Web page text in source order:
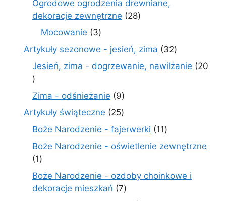
Ogrodowe ogrodzenia drewniane,
dekoracje zewnętrzne
2828
Mocowanie 33
produkty
Artykuły sezonowe - jesień, zima 3232
produkty
Jesień, zima - dogrzewanie, nawilżanie
20
20
produktów
Zima - odśnieżanie 99
produktów
Artykuły świąteczne 2525
produktów
Boże Narodzenie - fajerwerki 1111
produktów
Boże Narodzenie - oświetlenie zewnętrzne
11
produkt
Boże Narodzenie - ozdoby choinkowe i
dekoracje mieszkań 77